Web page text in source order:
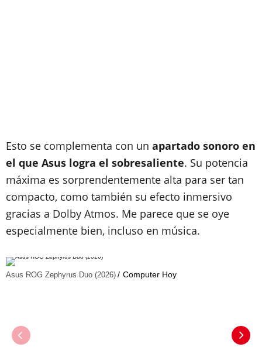
Esto se complementa con un apartado sonoro en
el que Asus logra el sobresaliente. Su potencia
máxima es sorprendentemente alta para ser tan
compacto, como también su efecto inmersivo
gracias a Dolby Atmos. Me parece que se oye
especialmente bien, incluso en música.
Asus ROG Zephyrus Duo (2026) Computer Hoy